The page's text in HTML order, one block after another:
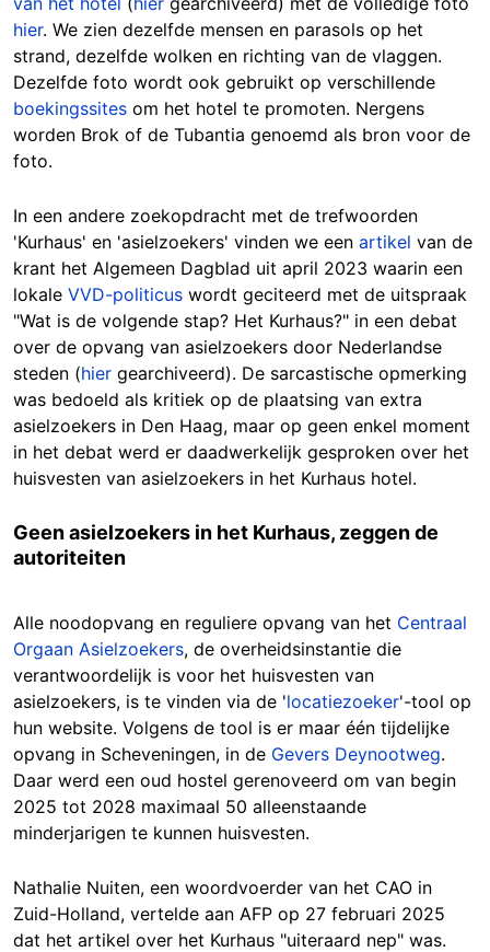
hier. We zien dezelfde mensen en parasols op het
strand, dezelfde wolken en richting van de vlaggen.
Dezelfde foto wordt ook gebruikt op verschillende
boekingssites om het hotel te promoten. Nergens
worden Brok of de Tubantia genoemd als bron voor de
foto.
In een andere zoekopdracht met de trefwoorden
'Kurhaus' en 'asielzoekers' vinden we een artikel van de
krant het Algemeen Dagblad uit april 2023 waarin een
lokale VVD-politicus wordt geciteerd met de uitspraak
"Wat is de volgende stap? Het Kurhaus?" in een debat
over de opvang van asielzoekers door Nederlandse
steden (hier gearchiveerd). De sarcastische opmerking
was bedoeld als kritiek op de plaatsing van extra
asielzoekers in Den Haag, maar op geen enkel moment
in het debat werd er daadwerkelijk gesproken over het
huisvesten van asielzoekers in het Kurhaus hotel.
Geen asielzoekers in het Kurhaus, zeggen de
autoriteiten
Alle noodopvang en reguliere opvang van het Centraal
Orgaan Asielzoekers, de overheidsinstantie die
verantwoordelijk is voor het huisvesten van
asielzoekers, is te vinden via de 'locatiezoeker'-tool op
hun website. Volgens de tool is er maar één tijdelijke
opvang in Scheveningen, in de Gevers Deynootweg.
Daar werd een oud hostel gerenoveerd om van begin
2025 tot 2028 maximaal 50 alleenstaande
minderjarigen te kunnen huisvesten.
Nathalie Nuiten, een woordvoerder van het CAO in
Zuid-Holland, vertelde aan AFP op 27 februari 2025
dat het artikel over het Kurhaus "uiteraard nep" was.